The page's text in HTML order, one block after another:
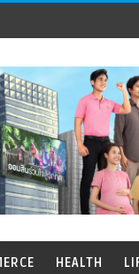
HEALTH